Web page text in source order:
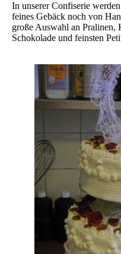
In unserer Confiserie
feines Gebäck noch von
große Auswahl an Pralinen,
Schokolade und feinsten